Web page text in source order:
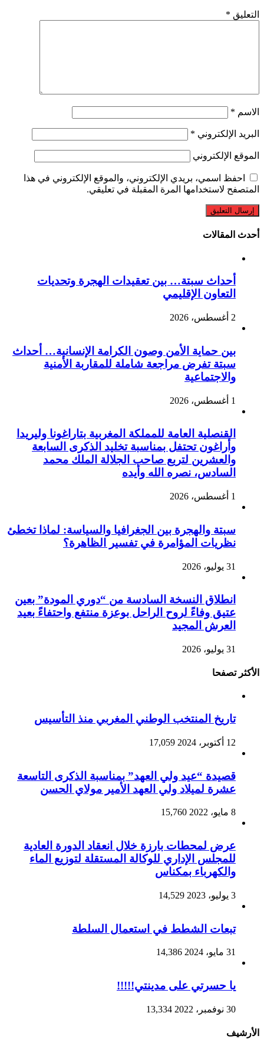
التعليق *
الاسم *
البريد الإلكتروني *
الموقع الإلكتروني
احفظ اسمي، بريدي الإلكتروني، والموقع الإلكتروني في هذا
المتصفح لاستخدامها المرة المقبلة في تعليقي.
أحدث المقالات
أحداث سبتة… بين تعقيدات الهجرة وتحديات
التعاون الإقليمي
2 أغسطس، 2026
بين حماية الأمن وصون الكرامة الإنسانية… أحداث
سبتة تفرض مراجعة شاملة للمقاربة الأمنية
والاجتماعية
1 أغسطس، 2026
القنصلية العامة للمملكة المغربية بتاراغونا وليريدا
وأراغون تحتفل بمناسبة تخليد الذكرى السابعة
والعشرين لتربع صاحب الجلالة الملك محمد
السادس، نصره الله وأيده
1 أغسطس، 2026
سبتة والهجرة بين الجغرافيا والسياسة: لماذا تخطئ
نظريات المؤامرة في تفسير الظاهرة؟
31 يوليو، 2026
انطلاق النسخة السادسة من “دوري المودة” بعين
عتيق وفاءً لروح الراحل بوعزة منتفع واحتفاءً بعيد
العرش المجيد
31 يوليو، 2026
الأكثر تصفحا
تاريخ المنتخب الوطني المغربي منذ التأسيس
12 أكتوبر، 2024 17,059
قصيدة “عيد ولي العهد” بمناسبة الذكرى التاسعة
عشرة لميلاد ولي العهد الأمير مولاي الحسن
8 مايو، 2022 15,760
عرض لمحطات بارزة خلال انعقاد الدورة العادية
للمجلس الإداري للوكالة المستقلة لتوزيع الماء
والكهرباء بمكناس
3 يوليو، 2023 14,529
تبعات الشطط في استعمال السلطة
31 مايو، 2024 14,386
يا حسرتي على مدينتي!!!!!
30 نوفمبر، 2022 13,334
الأرشيف